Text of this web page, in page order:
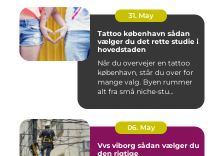
31. May
Tattoo københavn sådan
vælger du det rette studie i
hovedstaden
Når du overvejer en tattoo
københavn, står du over for
mange valg. Byen rummer
alt fra små niche-stu...
06. May
Vvs viborg sådan vælger du
den rigtige